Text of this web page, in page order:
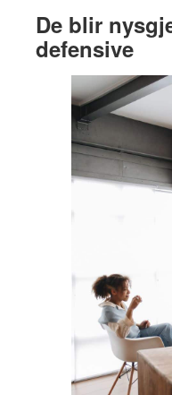
De blir
defensive